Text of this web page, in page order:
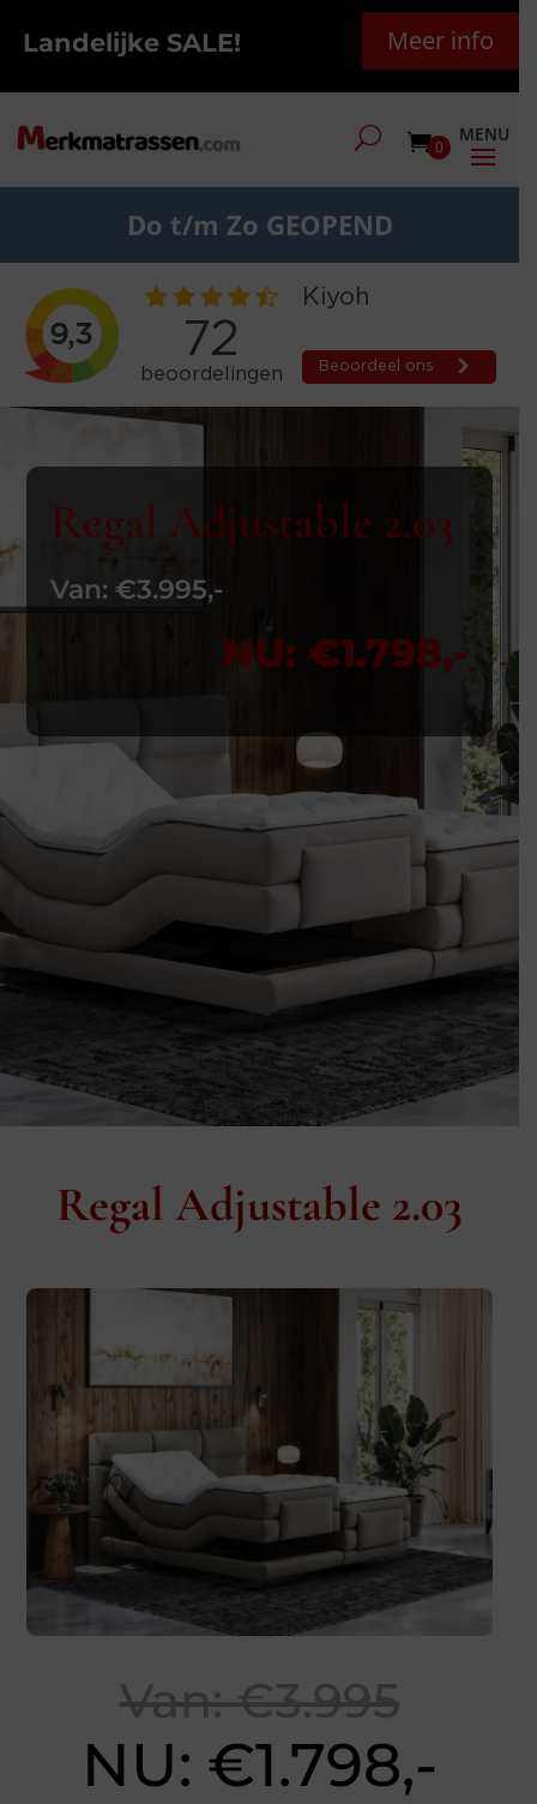
Landelijke SALE! Meer info
0
Do t/m Zo GEOPEND
Regal Adjustable 2.03
Van: €3.995,-
NU: €1.798,-
Regal Adjustable 2.03
Van: €3.995
NU: €1.798,-